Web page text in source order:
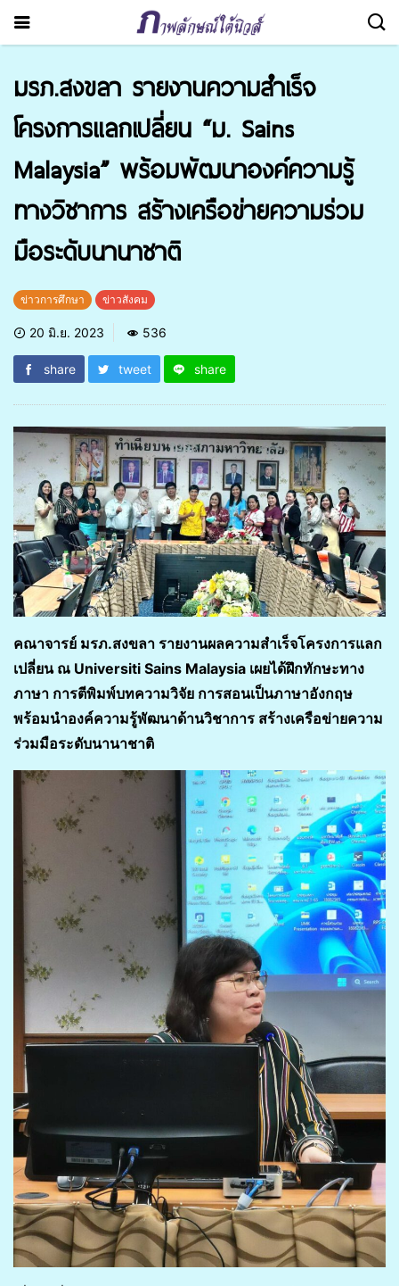
มรภ.สงขลา รายงานความสำเร็จ
โครงการแลกเปลี่ยน “ม. Sains
Malaysia” พร้อมพัฒนาองค์ความรู้
ทางวิชาการ สร้างเครือข่ายความร่วม
มือระดับนานาชาติ
ข่าวการศึกษา ข่าวสังคม
20 มิ.ย. 2023 536
share tweet share
คณาจารย์ มรภ.สงขลา รายงานผลความสำเร็จโครงการแลก
เปลี่ยน ณ Universiti Sains Malaysia เผยได้ฝึกทักษะทาง
ภาษา การตีพิมพ์บทความวิจัย การสอนเป็นภาษาอังกฤษ
พร้อมนำองค์ความรู้พัฒนาด้านวิชาการ สร้างเครือข่ายความ
ร่วมมือระดับนานาชาติ